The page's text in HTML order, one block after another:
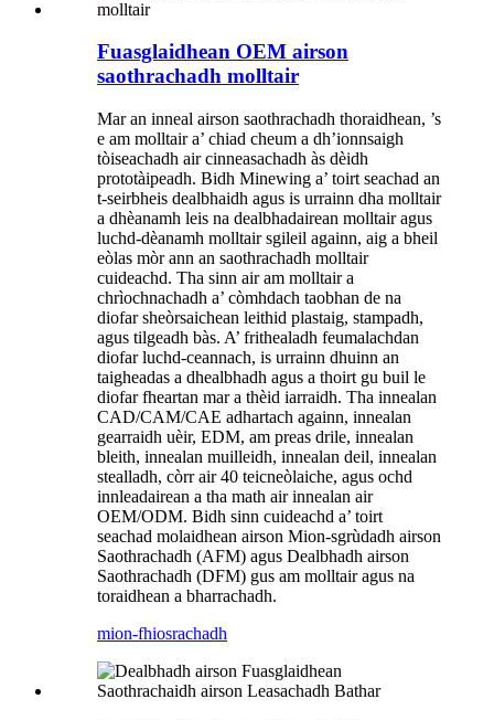
Fuasglaidhean OEM airson
saothrachadh molltair
Mar an inneal airson saothrachadh thoraidhean, ’s
e am molltair a’ chiad cheum a dh’ionnsaigh
tòiseachadh air cinneasachadh às dèidh
prototàipeadh. Bidh Minewing a’ toirt seachad an
t-seirbheis dealbhaidh agus is urrainn dha molltair
a dhèanamh leis na dealbhadairean molltair agus
luchd-dèanamh molltair sgileil againn, aig a bheil
eòlas mòr ann an saothrachadh molltair
cuideachd. Tha sinn air am molltair a
chrìochnachadh a’ còmhdach taobhan de na
diofar sheòrsaichean leithid plastaig, stampadh,
agus tilgeadh bàs. A’ frithealadh feumalachdan
diofar luchd-ceannach, is urrainn dhuinn an
taigheadas a dhealbhadh agus a thoirt gu buil le
diofar fheartan mar a thèid iarraidh. Tha innealan
CAD/CAM/CAE adhartach againn, innealan
gearraidh uèir, EDM, am preas drile, innealan
bleith, innealan muilleidh, innealan deil, innealan
stealladh, còrr air 40 teicneòlaiche, agus ochd
innleadairean a tha math air innealan air
OEM/ODM. Bidh sinn cuideachd a’ toirt
seachad molaidhean airson Mion-sgrùdadh airson
Saothrachadh (AFM) agus Dealbhadh airson
Saothrachadh (DFM) gus am molltair agus na
toraidhean a bharrachadh.
mion-fhiosrachadh